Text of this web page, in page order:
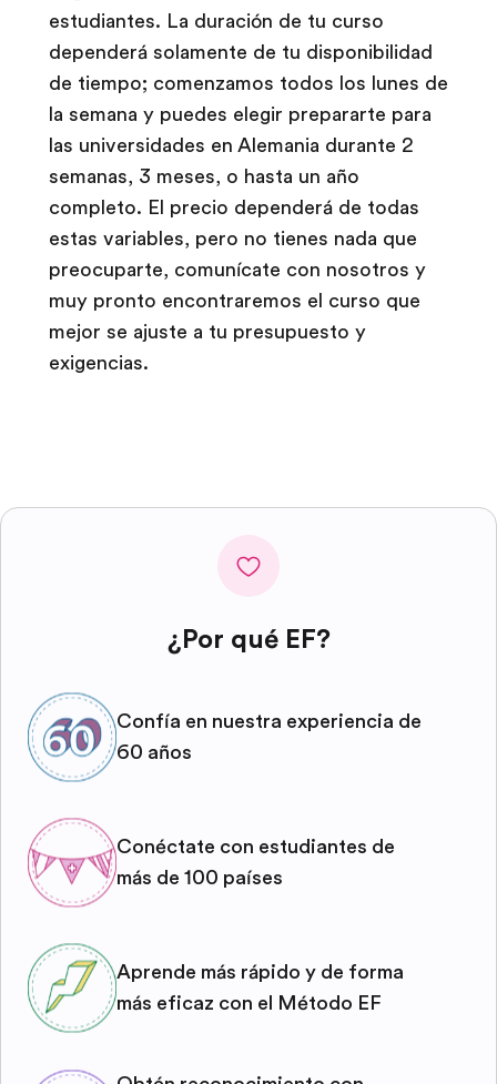
estudiantes. La duración de tu curso
dependerá solamente de tu disponibilidad
de tiempo; comenzamos todos los lunes de
la semana y puedes elegir prepararte para
las universidades en Alemania durante 2
semanas, 3 meses, o hasta un año
completo. El precio dependerá de todas
estas variables, pero no tienes nada que
preocuparte, comunícate con nosotros y
muy pronto encontraremos el curso que
mejor se ajuste a tu presupuesto y
exigencias.
¿Por qué EF?
Confía en nuestra experiencia de
60 años
Conéctate con estudiantes de
más de 100 países
Aprende más rápido y de forma
más eficaz con el Método EF